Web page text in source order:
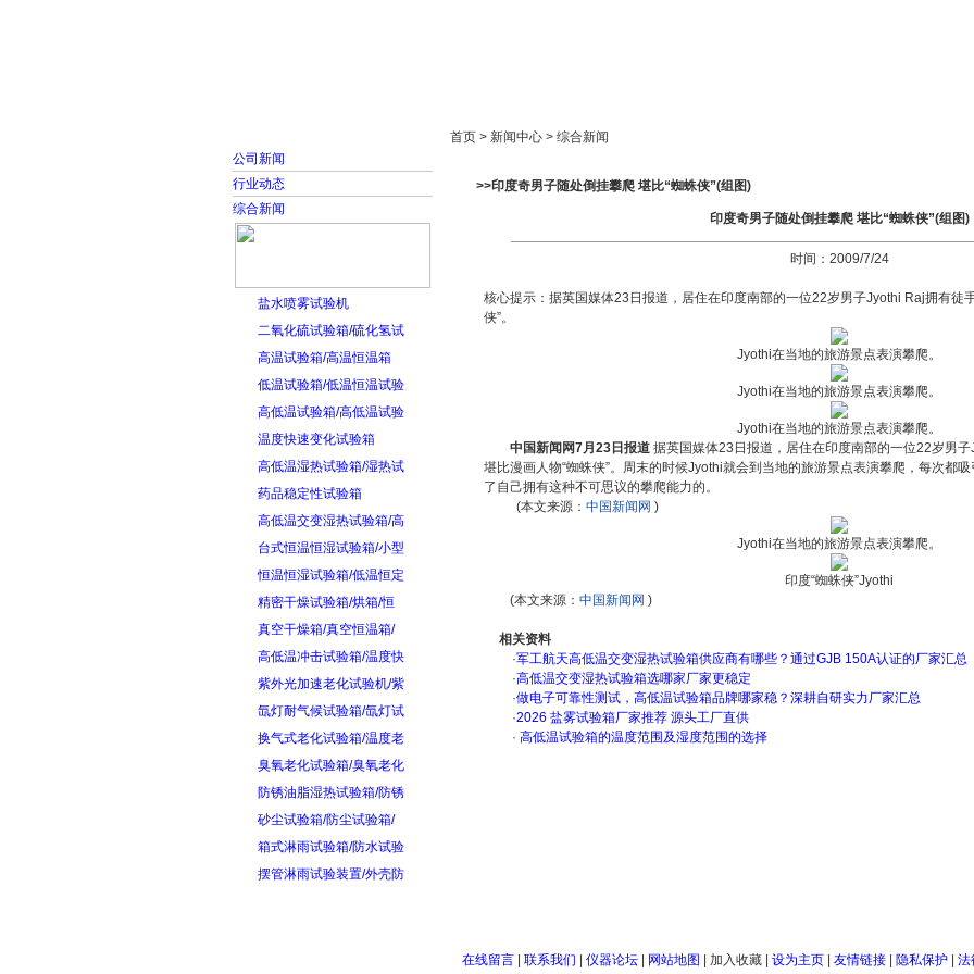
公司新闻
行业动态
综合新闻
盐水喷雾试验机
二氧化硫试验箱/硫化氢试
高温试验箱/高温恒温箱
低温试验箱/低温恒温试验
高低温试验箱/高低温试验
温度快速变化试验箱
高低温湿热试验箱/湿热试
药品稳定性试验箱
高低温交变湿热试验箱/高
台式恒温恒湿试验箱/小型
恒温恒湿试验箱/低温恒定
精密干燥试验箱/烘箱/恒
真空干燥箱/真空恒温箱/
高低温冲击试验箱/温度快
紫外光加速老化试验机/紫
氙灯耐气候试验箱/氙灯试
换气式老化试验箱/温度老
臭氧老化试验箱/臭氧老化
防锈油脂湿热试验箱/防锈
砂尘试验箱/防尘试验箱/
箱式淋雨试验箱/防水试验
摆管淋雨试验装置/外壳防
首页 > 新闻中心 > 综合新闻
>>印度奇男子随处倒挂攀爬 堪比“蜘蛛侠”(组图)
印度奇男子随处倒挂攀爬 堪比“蜘蛛侠”(组图)
时间：2009/7/24
核心提示：据英国媒体23日报道，居住在印度南部的一位22岁男子Jyothi Raj拥有徒
侠”。
Jyothi在当地的旅游景点表演攀爬。
Jyothi在当地的旅游景点表演攀爬。
Jyothi在当地的旅游景点表演攀爬。
中国新闻网7月23日报道据英国媒体23日报道，居住在印度南部的一位22岁男
堪比漫画人物“蜘蛛侠”。周末的时候Jyothi就会到当地的旅游景点表演攀爬，每次都
了自己拥有这种不可思议的攀爬能力的。
(本文来源： 中国新闻网 )
Jyothi在当地的旅游景点表演攀爬。
印度“蜘蛛侠”Jyothi
(本文来源： 中国新闻网 )
相关资料
·军工航天高低温交变湿热试验箱供应商有哪些？通过GJB 150A认证的厂家汇总
·高低温交变湿热试验箱选哪家厂家更稳定
·做电子可靠性测试，高低温试验箱品牌哪家稳？深耕自研实力厂家汇总
·2026 盐雾试验箱厂家推荐 源头工厂直供
· 高低温试验箱的温度范围及湿度范围的选择
在线留言| 联系我们 仪器论坛| 网站地图 加入收藏| 设为主页| 友情链接| 隐私保护| 法